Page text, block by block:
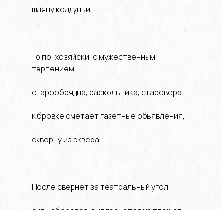
шляпу колдуньи.
То по-хозяйски, с мужественным
терпением
старообрядца, раскольника, старовера
к бровке сметает газетные объявления,
скверну из сквера.
После свернёт за театральный угол,